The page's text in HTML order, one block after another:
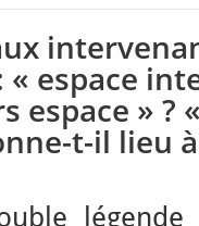
« espace
espace » ?
t-il lieu